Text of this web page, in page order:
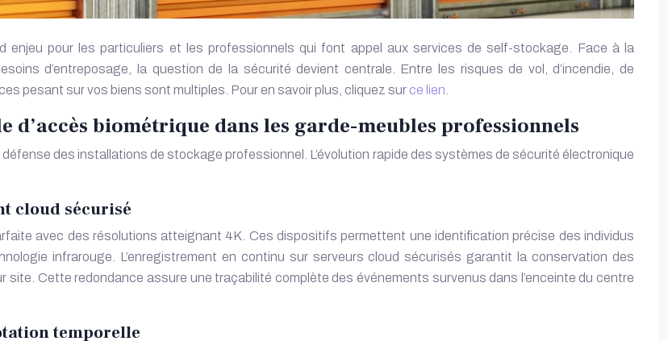
enjeu pour les particuliers et les professionnels qui font appel aux services de self-stockage. Face à la
d’entreposage, la question de la sécurité devient centrale. Entre les risques de vol, d’incendie, de
pesant sur vos biens sont multiples. Pour en savoir plus, cliquez sur ce lien
d’accès biométrique dans les garde-meubles professionnels
des installations de stockage professionnel. L’évolution rapide des systèmes de sécurité électronique
cloud sécurisé
avec des résolutions atteignant 4K. Ces dispositifs permettent une identification précise des individus
infrarouge. L’enregistrement en continu sur serveurs cloud sécurisés garantit la conservation des
Cette redondance assure une traçabilité complète des événements survenus dans l’enceinte du centre
temporelle